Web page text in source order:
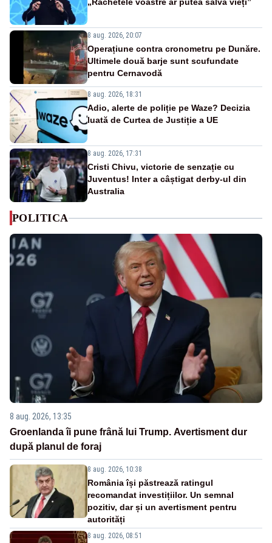
8 aug. 2026, 20:07
Operațiune contra cronometru pe Dunăre.
Ultimele două barje sunt scufundate
pentru Cernavodă
8 aug. 2026, 18:31
Adio, alerte de poliție pe Waze? Decizia
luată de Curtea de Justiție a UE
8 aug. 2026, 17:31
Cristi Chivu, victorie de senzație cu
Juventus! Inter a câștigat derby-ul din
Australia
POLITICA
8 aug. 2026, 13:35
Groenlanda îi pune frână lui Trump. Avertisment dur
după planul de foraj
8 aug. 2026, 10:38
România își păstrează ratingul
recomandat investițiilor. Un semnal
pozitiv, dar și un avertisment pentru
autorități
8 aug. 2026, 08:51